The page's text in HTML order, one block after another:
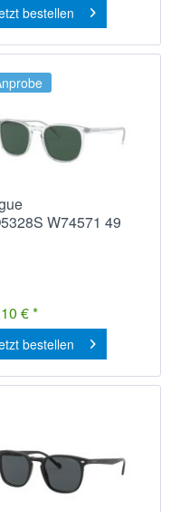
bestellen
W74571 49
€ *
bestellen